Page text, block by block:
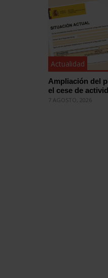
Actualidad
Ampliación del
el cese de
7 AGOSTO, 2026